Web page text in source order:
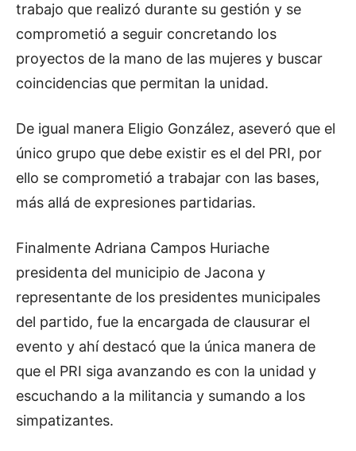
trabajo que realizó durante su gestión y se
comprometió a seguir concretando los
proyectos de la mano de las mujeres y buscar
coincidencias que permitan la unidad.
De igual manera Eligio González, aseveró que el
único grupo que debe existir es el del PRI, por
ello se comprometió a trabajar con las bases,
más allá de expresiones partidarias.
Finalmente Adriana Campos Huriache
presidenta del municipio de Jacona y
representante de los presidentes municipales
del partido, fue la encargada de clausurar el
evento y ahí destacó que la única manera de
que el PRI siga avanzando es con la unidad y
escuchando a la militancia y sumando a los
simpatizantes.